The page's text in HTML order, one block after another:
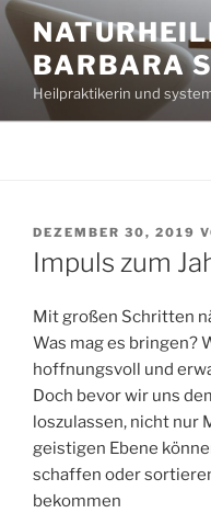
Zum
Inhalt
springenBARBARA
Heilpraktikerin und
VERÖFFENTLICHT
AM
DEZEMBER 30, 2019
Impuls zum
Mit großen Schritten
Was mag es bringen?
hoffnungsvoll und
Doch bevor wir uns
loszulassen, nicht nur
geistigen Ebene
schaffen oder
bekommen